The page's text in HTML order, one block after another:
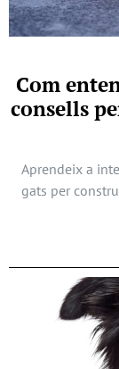
Com
consells
Aprendeix a
gats per